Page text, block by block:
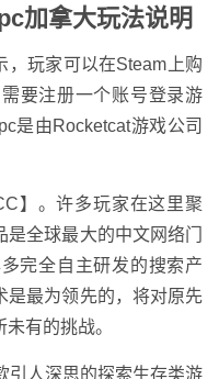
加拿大玩法说明
，玩家可以在Steam上购
要注册一个账号登录游
是由Rocketcat游戏公司
】。许多玩家在这里聚
全球最大的中文网络门
完全自主研发的搜索产
是最为领先的，将对原先
有的挑战。
引人深思的探索生存类游